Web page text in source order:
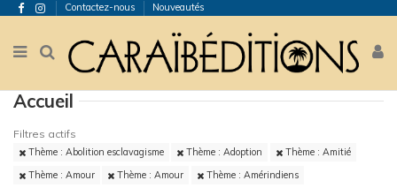
Contactez-nous Nouveautés
Accueil
Filtres actifs
Thème : Abolition esclavagisme Thème : Adoption
Thème : Amitié
Thème : Amour
Thème : Amour
Thème : Amérindiens